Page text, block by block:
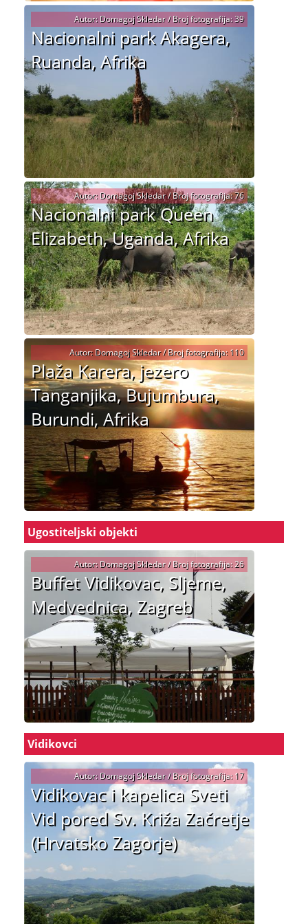
Nacionalni park Akagera,
Ruanda, Afrika
Autor: Domagoj Skledar / Broj fotografija: 39
Nacionalni park Queen
Elizabeth, Uganda, Afrika
Autor: Domagoj Skledar / Broj fotografija: 76
Plaža Karera, jezero
Tanganjika, Bujumbura,
Burundi, Afrika
Autor: Domagoj Skledar / Broj fotografija: 110
Ugostiteljski objekti
Buffet Vidikovac, Sljeme,
Medvednica, Zagreb
Autor: Domagoj Skledar / Broj fotografija: 26
Vidikovci
Vidikovac i kapelica Sveti
Vid pored Sv. Križa Začretje
(Hrvatsko Zagorje)
Autor: Domagoj Skledar / Broj fotografija: 17